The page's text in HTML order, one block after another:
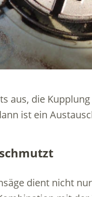
aus, die
ist ein
dient nicht